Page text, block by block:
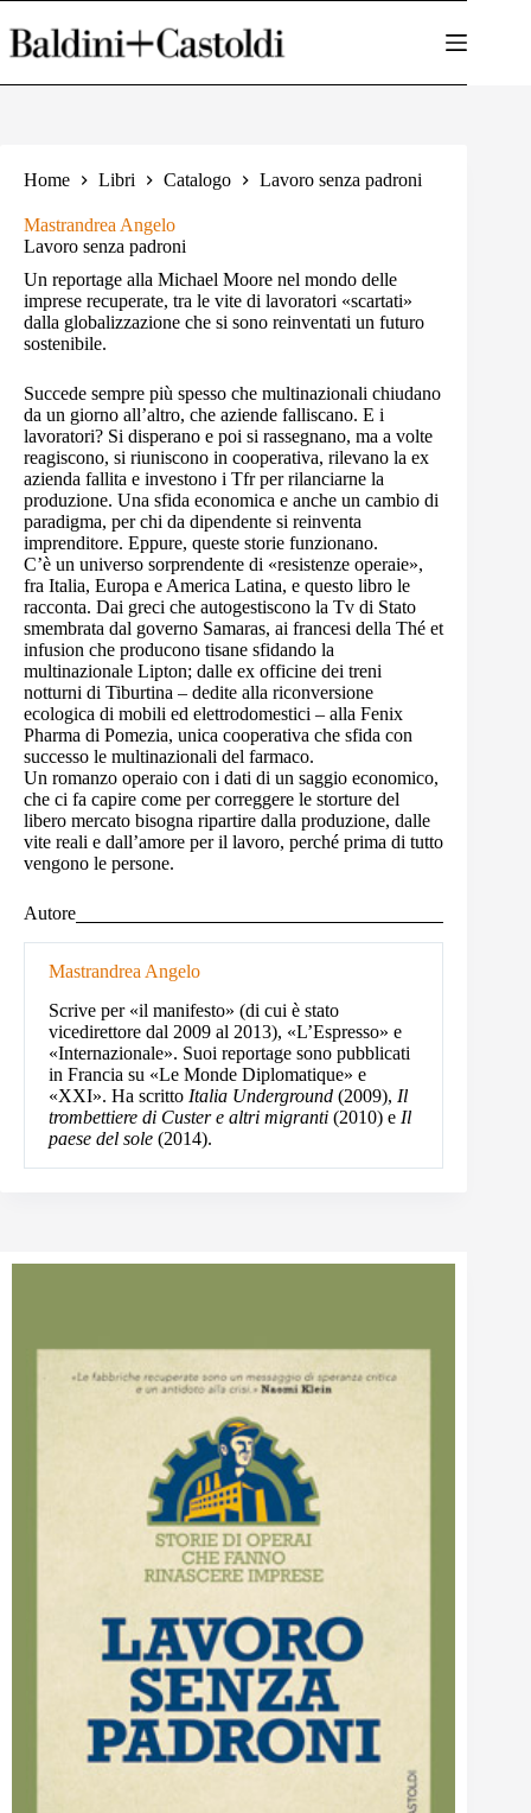
al
contenuto
Home Libri Catalogo Lavoro senza padroni
Mastrandrea Angelo
Lavoro senza padroni
Un reportage alla Michael Moore nel mondo delle
imprese recuperate, tra le vite di lavoratori «scartati»
dalla globalizzazione che si sono reinventati un futuro
sostenibile.
Succede sempre più spesso che multinazionali chiudano
da un giorno all’altro, che aziende falliscano. E i
lavoratori? Si disperano e poi si rassegnano, ma a volte
reagiscono, si riuniscono in cooperativa, rilevano la ex
azienda fallita e investono i Tfr per rilanciarne la
produzione. Una sfida economica e anche un cambio di
paradigma, per chi da dipendente si reinventa
imprenditore. Eppure, queste storie funzionano.
C’è un universo sorprendente di «resistenze operaie»,
fra Italia, Europa e America Latina, e questo libro le
racconta. Dai greci che autogestiscono la Tv di Stato
smembrata dal governo Samaras, ai francesi della Thé et
infusion che producono tisane sfidando la
multinazionale Lipton; dalle ex officine dei treni
notturni di Tiburtina – dedite alla riconversione
ecologica di mobili ed elettrodomestici – alla Fenix
Pharma di Pomezia, unica cooperativa che sfida con
successo le multinazionali del farmaco.
Un romanzo operaio con i dati di un saggio economico,
che ci fa capire come per correggere le storture del
libero mercato bisogna ripartire dalla produzione, dalle
vite reali e dall’amore per il lavoro, perché prima di tutto
vengono le persone.
Autore
Mastrandrea Angelo
Scrive per «il manifesto» (di cui è stato
vicedirettore dal 2009 al 2013), «L’Espresso» e
«Internazionale». Suoi reportage sono pubblicati
in Francia su «Le Monde Diplomatique» e
«XXI». Ha scritto Italia Underground (2009), Il
trombettiere di Custer e altri migranti (2010) e Il
paese del sole (2014).